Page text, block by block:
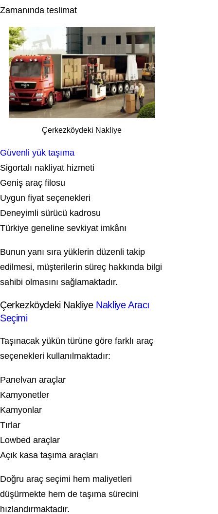
Zamanında teslimat
Çerkezköydeki Nakliye
Güvenli yük taşıma
Sigortalı nakliyat hizmeti
Geniş araç filosu
Uygun fiyat seçenekleri
Deneyimli sürücü kadrosu
Türkiye geneline sevkiyat imkânı
Bunun yanı sıra yüklerin düzenli takip
edilmesi, müşterilerin süreç hakkında bilgi
sahibi olmasını sağlamaktadır.
Çerkezköydeki NakliyeNakliye Aracı
Seçimi
Taşınacak yükün türüne göre farklı araç
seçenekleri kullanılmaktadır:
Panelvan araçlar
Kamyonetler
Kamyonlar
Tırlar
Lowbed araçlar
Açık kasa taşıma araçları
Doğru araç seçimi hem maliyetleri
düşürmekte hem de taşıma sürecini
hızlandırmaktadır.